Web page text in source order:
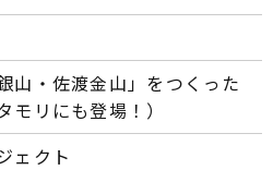
山・佐渡金山」をつくった
モリにも登場！）
ェクト